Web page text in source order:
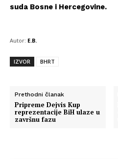
suda Bosne i Hercegovine.
Autor: E.B.
IZVOR BHRT
Prethodni članak
Pripreme Dejvis Kup
reprezentacije BiH ulaze u
završnu fazu